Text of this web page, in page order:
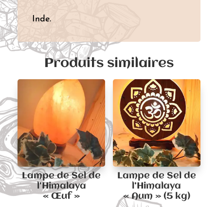
Inde.
Produits similaires
Lampe de Sel de
l’Himalaya
« Œuf »
Lampe de Sel de
l’Himalaya
« Aum » (5 kg)